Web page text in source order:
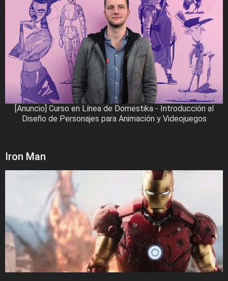
[Anuncio] Curso en Línea de Domestika - Introducción al
Diseño de Personajes para Animación y Videojuegos
Iron Man